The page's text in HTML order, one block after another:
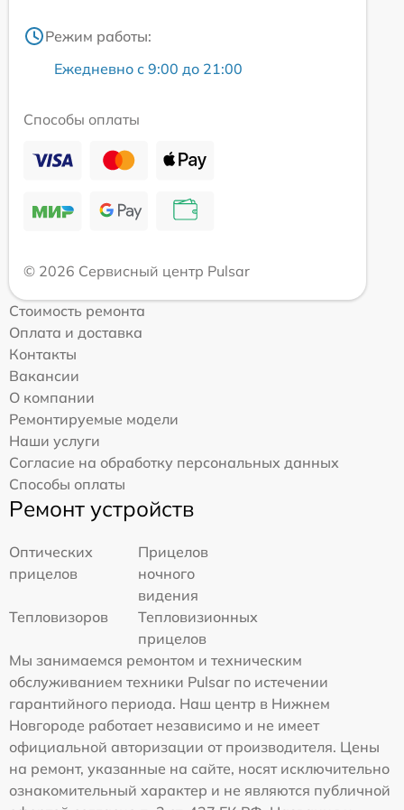
Режим работы:
Ежедневно с 9:00 до 21:00
Способы оплаты
© 2026 Сервисный центр Pulsar
Стоимость ремонта
Оплата и доставка
Контакты
Вакансии
О компании
Ремонтируемые модели
Наши услуги
Согласие на обработку персональных данных
Способы оплаты
Ремонт устройств
Оптических
прицелов
Прицелов
ночного
видения
Тепловизоров
Тепловизионных
прицелов
Мы занимаемся ремонтом и техническим
обслуживанием техники Pulsar по истечении
гарантийного периода. Наш центр в Нижнем
Новгороде работает независимо и не имеет
официальной авторизации от производителя. Цены
на ремонт, указанные на сайте, носят исключительно
ознакомительный характер и не являются публичной